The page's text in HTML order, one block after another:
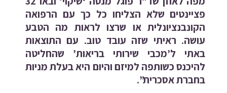
פציינטים שלא הצליחו כל כך עם הרפואה
הקונבנציונלית או שרצו לראות מה הטבע
עושה. ראיתי שזה עובד טוב. עם התוצאות
באתי ל’מכבי שירותי בריאות’ שהחליטה
להיכנס כשותפה למיזם והיום היא בעלת מניות
בחברת אסכרית”.